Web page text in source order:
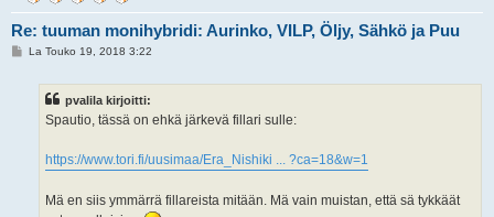
Re: tuuman monihybridi: Aurinko, VILP, Öljy, Sähkö ja Puu
VLa Touko 19, 2018 3:22
pvalila kirjoitti:
Spautio, tässä on ehkä järkevä fillari sulle:
https://www.tori.fi/uusimaa/Era_Nishiki ... ?ca=18&w=1
Mä en siis ymmärrä fillareista mitään. Mä vain muistan, että sä tykkäät